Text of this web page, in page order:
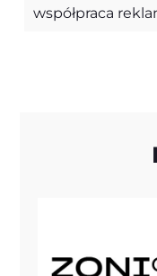
współpraca